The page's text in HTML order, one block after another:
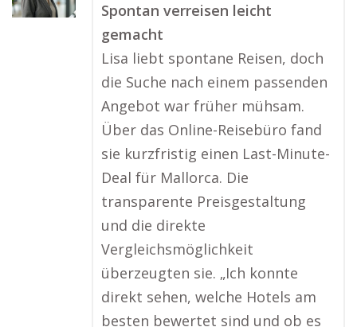
Spontan verreisen leicht
gemacht
Lisa liebt spontane Reisen, doch
die Suche nach einem passenden
Angebot war früher mühsam.
Über das Online-Reisebüro fand
sie kurzfristig einen Last-Minute-
Deal für Mallorca. Die
transparente Preisgestaltung
und die direkte
Vergleichsmöglichkeit
überzeugten sie. „Ich konnte
direkt sehen, welche Hotels am
besten bewertet sind und ob es